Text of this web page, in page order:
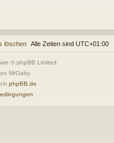
Alle Zeiten sind UTC+01:00
löschen
© phpBB Limited
MrGaby
phpBB.de